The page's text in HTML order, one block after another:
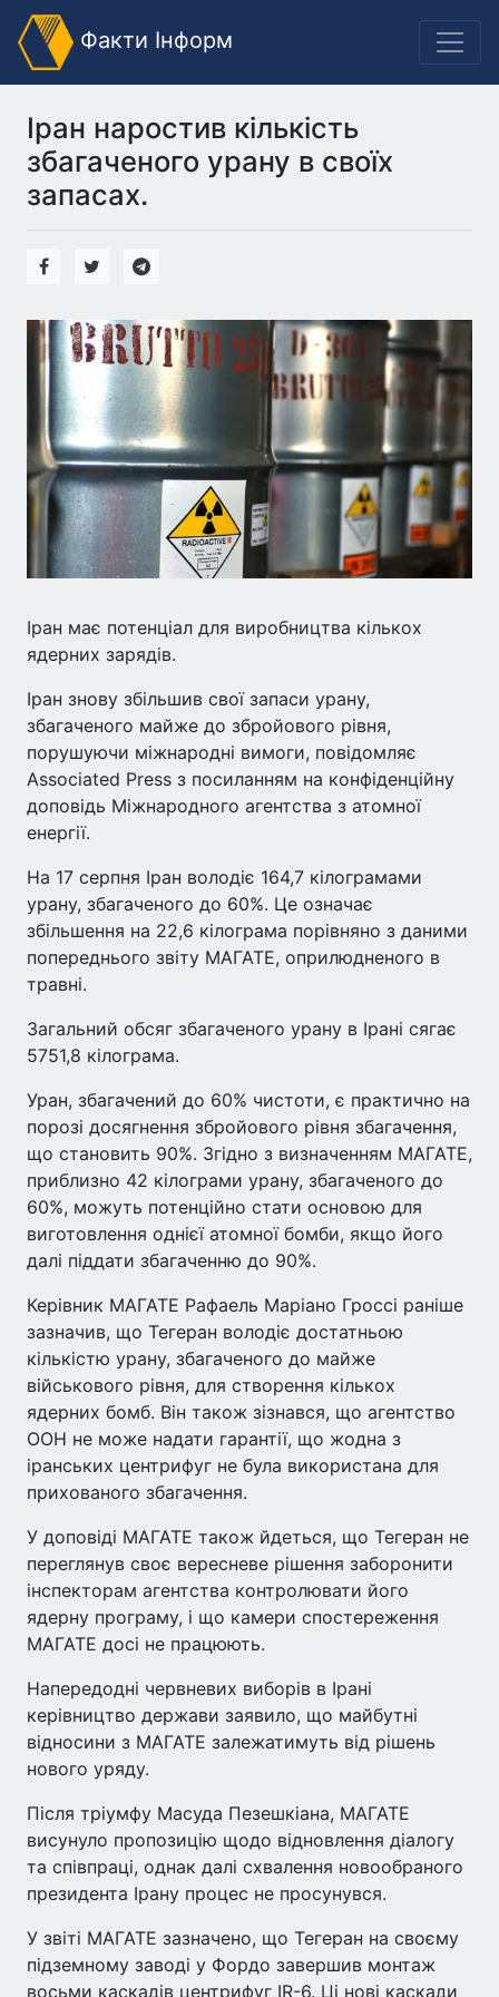
Факти Інформ
Іран наростив кількість
збагаченого урану в своїх
запасах.
Іран має потенціал для виробництва кількох
ядерних зарядів.
Іран знову збільшив свої запаси урану,
збагаченого майже до збройового рівня,
порушуючи міжнародні вимоги, повідомляє
Associated Press з посиланням на конфіденційну
доповідь Міжнародного агентства з атомної
енергії.
На 17 серпня Іран володіє 164,7 кілограмами
урану, збагаченого до 60%. Це означає
збільшення на 22,6 кілограма порівняно з даними
попереднього звіту МАГАТЕ, оприлюдненого в
травні.
Загальний обсяг збагаченого урану в Ірані сягає
5751,8 кілограма.
Уран, збагачений до 60% чистоти, є практично на
порозі досягнення збройового рівня збагачення,
що становить 90%. Згідно з визначенням МАГАТЕ,
приблизно 42 кілограми урану, збагаченого до
60%, можуть потенційно стати основою для
виготовлення однієї атомної бомби, якщо його
далі піддати збагаченню до 90%.
Керівник МАГАТЕ Рафаель Маріано Гроссі раніше
зазначив, що Тегеран володіє достатньою
кількістю урану, збагаченого до майже
військового рівня, для створення кількох
ядерних бомб. Він також зізнався, що агентство
ООН не може надати гарантії, що жодна з
іранських центрифуг не була використана для
прихованого збагачення.
У доповіді МАГАТЕ також йдеться, що Тегеран не
переглянув своє вересневе рішення заборонити
інспекторам агентства контролювати його
ядерну програму, і що камери спостереження
МАГАТЕ досі не працюють.
Напередодні червневих виборів в Ірані
керівництво держави заявило, що майбутні
відносини з МАГАТЕ залежатимуть від рішень
нового уряду.
Після тріумфу Масуда Пезешкіана, МАГАТЕ
висунуло пропозицію щодо відновлення діалогу
та співпраці, однак далі схвалення новообраного
президента Ірану процес не просунувся.
У звіті МАГАТЕ зазначено, що Тегеран на своєму
підземному заводі у Фордо завершив монтаж
восьми каскадів центрифуг IR-6. Ці нові каскади